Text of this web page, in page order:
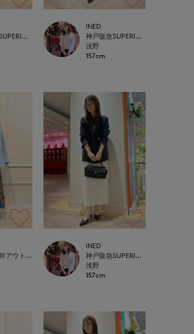
神戸阪急SUPERIORCLOSET
INED
神戸阪急SUPERIORCLOSET
浅野
157cm
イネド三井アウトレットパーク多摩南大沢店
INED
神戸阪急SUPERIORCLOSET
浅野
157cm